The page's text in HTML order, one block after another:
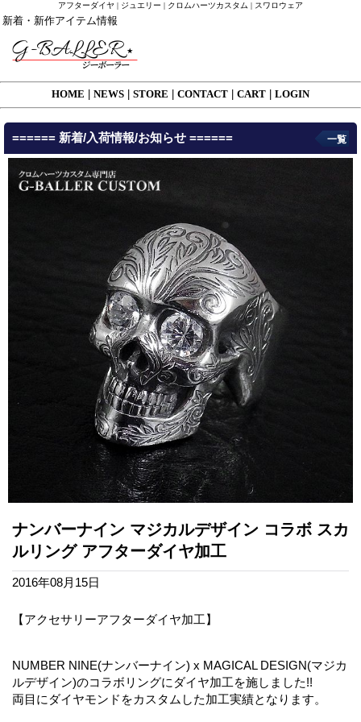
アフターダイヤ | ジュエリー | クロムハーツカスタム | スワロウェア
新着・新作アイテム情報
HOME NEWS STORE CONTACT CART LOGIN
====== 新着/入荷情報/お知らせ ====== 一覧
ナンバーナイン マジカルデザイン コラボ スカ
ルリング アフターダイヤ加工
2016年08月15日
【アクセサリーアフターダイヤ加工】
NUMBER NINE(ナンバーナイン) x MAGICAL DESIGN(マジカ
ルデザイン)のコラボリングにダイヤ加工を施しました!!
両目にダイヤモンドをカスタムした加工実績となります。